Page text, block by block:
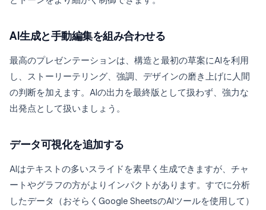
AI生成と手動編集を組み合わせる
最高のプレゼンテーションは、構造と最初の草案にAIを利用
し、ストーリーテリング、強調、デザインの磨き上げに人間
の判断を加えます。AIの出力を最終版として扱わず、強力な
出発点として扱いましょう。
データ可視化を追加する
AIはテキストの多いスライドを素早く生成できますが、チャ
ートやグラフの方がよりインパクトがあります。すでに分析
したデータ（おそらくGoogle SheetsのAIツールを使用して）